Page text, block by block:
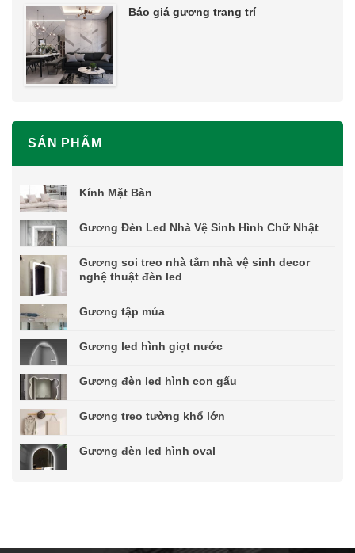
Báo giá gương trang trí
SẢN PHẨM
Kính Mặt Bàn
Gương Đèn Led Nhà Vệ Sinh Hình Chữ Nhật
Gương soi treo nhà tắm nhà vệ sinh decor
nghệ thuật đèn led
Gương tập múa
Gương led hình giọt nước
Gương đèn led hình con gấu
Gương treo tường khổ lớn
Gương đèn led hình oval